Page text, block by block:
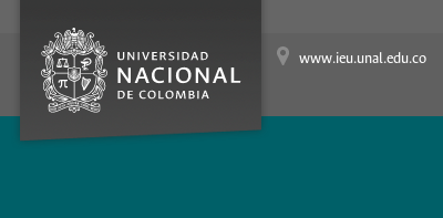
www.ieu.unal.edu.co